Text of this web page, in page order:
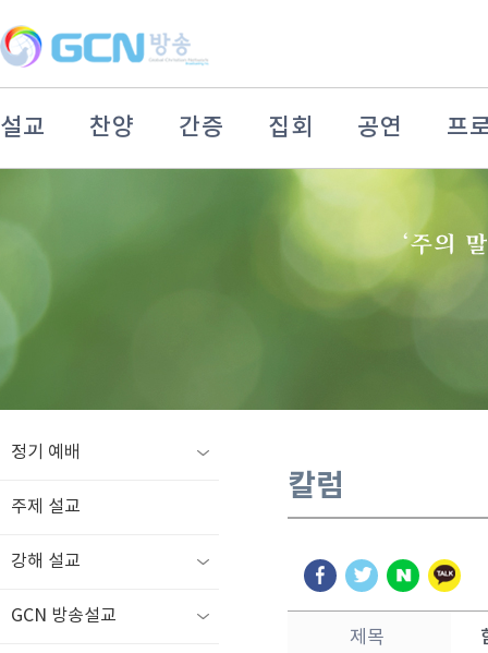
설교 찬양 간증 집회 공연 프
정기 예배
주제 설교
강해 설교
GCN 방송설교
칼럼
제목